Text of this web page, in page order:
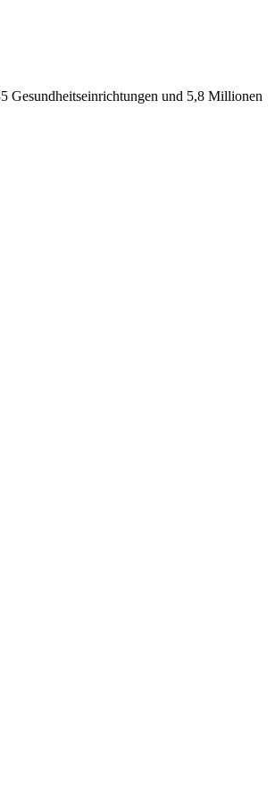
Gesundheitseinrichtungen und 5,8 Millionen